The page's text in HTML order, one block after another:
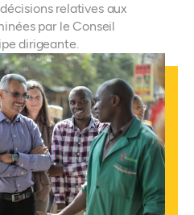
relatives aux
par le Conseil
dirigeante.